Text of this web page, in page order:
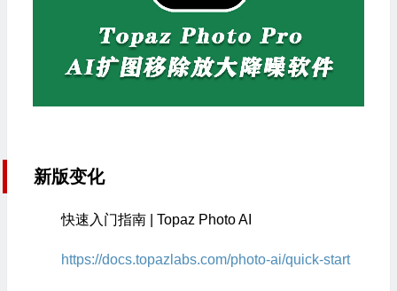
新版变化
快速入门指南 | Topaz Photo AI
https://docs.topazlabs.com/photo-ai/quick-start